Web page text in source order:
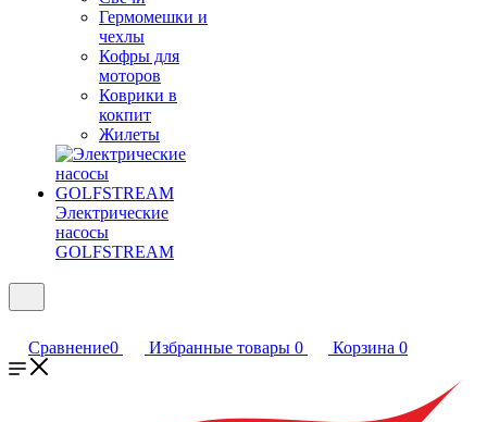
Гермомешки и
чехлы
Кофры для
моторов
Коврики в
кокпит
Жилеты
Электрические
насосы
GOLFSTREAM
Сравнение0 Избранные товары 0 Корзина 0